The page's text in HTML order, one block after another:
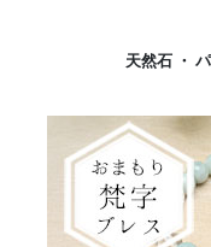
天然石 ・